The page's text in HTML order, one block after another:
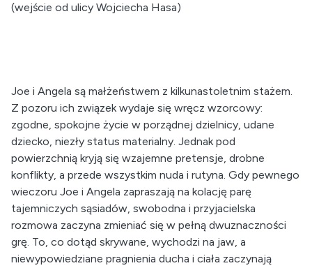
Joe i Angela są małżeństwem z kilkunastoletnim stażem.
Z pozoru ich związek wydaje się wręcz wzorcowy:
zgodne, spokojne życie w porządnej dzielnicy, udane
dziecko, niezły status materialny. Jednak pod
powierzchnią kryją się wzajemne pretensje, drobne
konflikty, a przede wszystkim nuda i rutyna. Gdy pewnego
wieczoru Joe i Angela zapraszają na kolację parę
tajemniczych sąsiadów, swobodna i przyjacielska
rozmowa zaczyna zmieniać się w pełną dwuznaczności
grę. To, co dotąd skrywane, wychodzi na jaw, a
niewypowiedziane pragnienia ducha i ciała zaczynają
(wejście od ulicy Wojciecha Hasa)